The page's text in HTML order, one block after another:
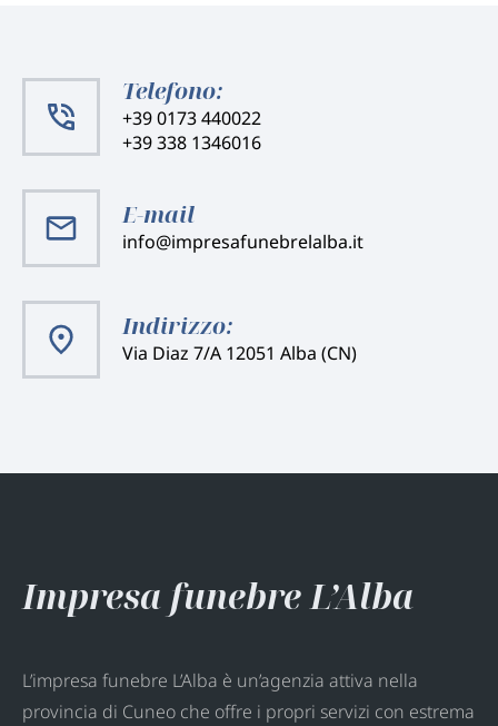
Telefono:
+39 0173 440022
+39 338 1346016
E-mail
info@impresafunebrelalba.it
Indirizzo:
Via Diaz 7/A 12051 Alba (CN)
Impresa funebre L’Alba
L’impresa funebre L’Alba è un’agenzia attiva nella
provincia di Cuneo che offre i propri servizi con estrema